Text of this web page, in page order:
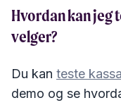
Hvordan kan jeg
velger?
Du kan teste
demo og se